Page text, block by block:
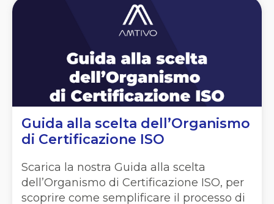
Guida alla scelta dell’Organismo
di Certificazione ISO
Scarica la nostra Guida alla scelta
dell’Organismo di Certificazione ISO, per
scoprire come semplificare il processo di